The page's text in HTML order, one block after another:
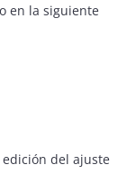
en la siguiente
del ajuste